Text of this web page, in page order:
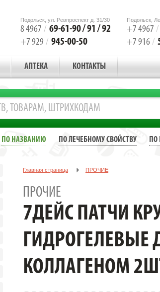
Подольск, ул. Ревпроспект д. 31/30
8 4967 / 69-61-90 / 91 / 92
+7 929 / 945-00-50
Подольск,
+7 4967 /
+7 916 /
АПТЕКА КОНТАКТЫ
ПО НАЗВАНИЮ ПО ЛЕЧЕБНОМУ СВОЙСТВУ ПО
Главная страница ПРОЧИЕ
ПРОЧИЕ
7ДЕЙС ПАТЧИ
ГИДРОГЕЛЕВЫЕ
КОЛЛАГЕНОМ